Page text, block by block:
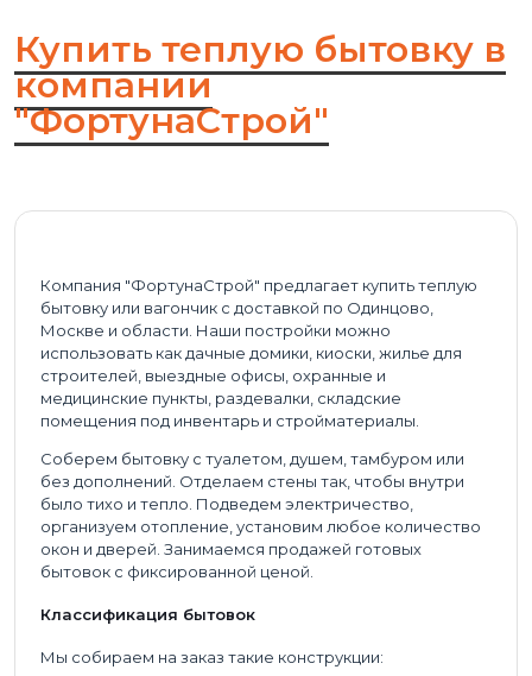
Купить теплую бытовку в
компании
"ФортунаСтрой"
Компания "ФортунаСтрой" предлагает купить теплую
бытовку или вагончик с доставкой по Одинцово,
Москве и области. Наши постройки можно
использовать как дачные домики, киоски, жилье для
строителей, выездные офисы, охранные и
медицинские пункты, раздевалки, складские
помещения под инвентарь и стройматериалы.
Соберем бытовку с туалетом, душем, тамбуром или
без дополнений. Отделаем стены так, чтобы внутри
было тихо и тепло. Подведем электричество,
организуем отопление, установим любое количество
окон и дверей. Занимаемся продажей готовых
бытовок с фиксированной ценой.
Классификация бытовок
Мы собираем на заказ такие конструкции: